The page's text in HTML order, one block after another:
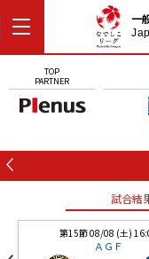
一
TOP
PARTNER
試合結
第15節 08/08 (土)
ＡＧＦ